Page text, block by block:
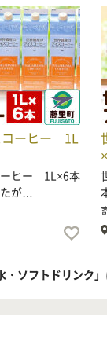
コーヒー 1L
ーヒー 1L×6本
が…
・ソフトドリンク